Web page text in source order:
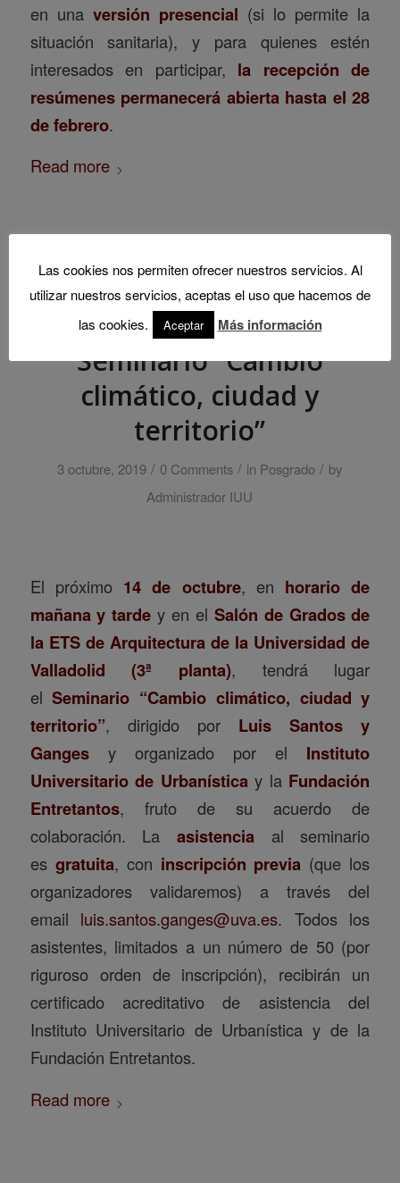
en una versión presencial (si lo permite la
situación sanitaria), y para quienes estén
interesados en participar, la recepción de
resúmenes permanecerá abierta hasta el 28
de febrero.
Read more
Seminario “Cambio
climático, ciudad y
territorio”
3 octubre, 2019 / 0 Comments / in Posgrado / by
Administrador IUU
El próximo 14 de octubre, en horario de
mañana y tarde y en el Salón de Grados de
la ETS de Arquitectura de la Universidad de
Valladolid (3ª planta), tendrá lugar
elSeminario “Cambio climático, ciudad y
territorio”, dirigido por Luis Santos y
Gangesy organizado por el Instituto
Universitario de Urbanísticay la Fundación
Entretantos, fruto de su acuerdo de
colaboración. La asistencia al seminario
es gratuita, con inscripción previa (que los
organizadores validaremos) a través del
email luis.santos.ganges@uva.es. Todos los
asistentes, limitados a un número de 50 (por
riguroso orden de inscripción), recibirán un
certificado acreditativo de asistencia del
Instituto Universitario de Urbanística y de la
Fundación Entretantos.
Read more
Las cookies nos permiten ofrecer nuestros servicios. Al
utilizar nuestros servicios, aceptas el uso que hacemos de
las cookies.
Aceptar Más información